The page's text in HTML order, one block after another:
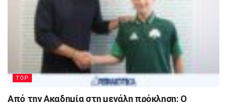
TOP
Από την Ακαδημία στη μεγάλη πρόκληση: Ο